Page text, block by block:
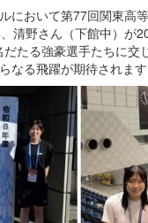
において第77回関東高
清野さん（下館中）が
たる強豪選手たちに
なる飛躍が期待されます